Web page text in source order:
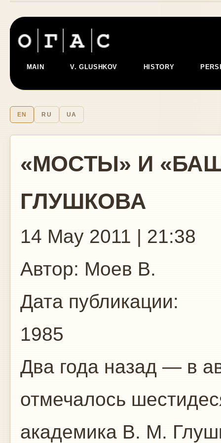
MAIN V. GLUSHKOV HISTORY
EN RU UA
«МОСТЫ» И
ГЛУШКОВА
14 May 2011 | 21:38
Автор: Моев В.
Дата публикации:
1985
Два года назад — в
отмечалось
академика В. М.